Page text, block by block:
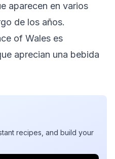
aparecen en varios
de los años.
of Wales es
aprecian una bebida
recipes, and build your